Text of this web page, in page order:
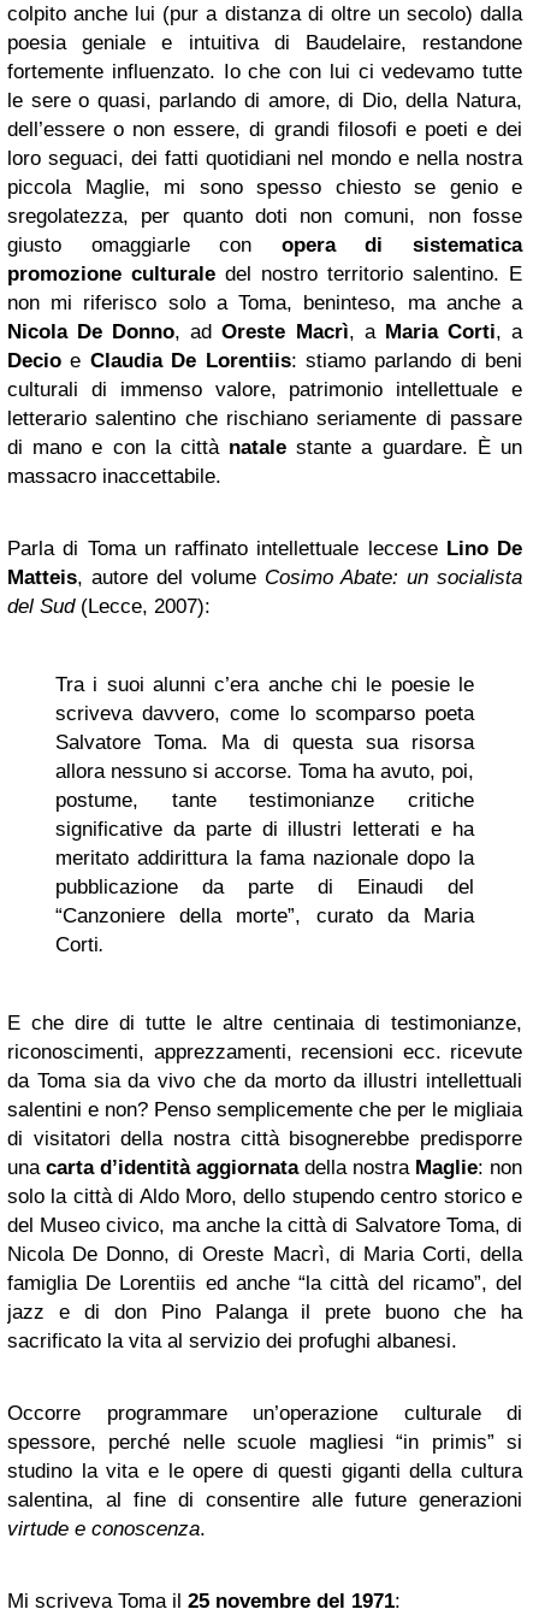
colpito anche lui (pur a distanza di oltre un secolo) dalla
poesia geniale e intuitiva di Baudelaire, restandone
fortemente influenzato. Io che con lui ci vedevamo tutte
le sere o quasi, parlando di amore, di Dio, della Natura,
dell’essere o non essere, di grandi filosofi e poeti e dei
loro seguaci, dei fatti quotidiani nel mondo e nella nostra
piccola Maglie, mi sono spesso chiesto se genio e
sregolatezza, per quanto doti non comuni, non fosse
giusto omaggiarle con opera di sistematica
promozione culturale del nostro territorio salentino. E
non mi riferisco solo a Toma, beninteso, ma anche a
Nicola De Donno, adOreste Macrì, a Maria Corti, a
Decio e Claudia De Lorentiis: stiamo parlando di beni
culturali di immenso valore, patrimonio intellettuale e
letterario salentino che rischiano seriamente di passare
di mano e con la città natale stante a guardare. È un
massacro inaccettabile.
Parla di Toma un raffinato intellettuale leccese Lino De
Matteis, autore del volume Cosimo Abate: un socialista
del Sud (Lecce, 2007):
Tra i suoi alunni c’era anche chi le poesie le
scriveva davvero, come lo scomparso poeta
Salvatore Toma. Ma di questa sua risorsa
allora nessuno si accorse. Toma ha avuto, poi,
postume, tante testimonianze critiche
significative da parte di illustri letterati e ha
meritato addirittura la fama nazionale dopo la
pubblicazione da parte di Einaudi del
“Canzoniere della morte”, curato da Maria
Corti.
E che dire di tutte le altre centinaia di testimonianze,
riconoscimenti, apprezzamenti, recensioni ecc. ricevute
da Toma sia da vivo che da morto da illustri intellettuali
salentini e non? Penso semplicemente che per le migliaia
di visitatori della nostra città bisognerebbe predisporre
una carta d’identità aggiornatadella nostra Maglie: non
solo la città di Aldo Moro, dello stupendo centro storico e
del Museo civico, ma anche la città di Salvatore Toma, di
Nicola De Donno, di Oreste Macrì, di Maria Corti, della
famiglia De Lorentiis ed anche “la città del ricamo”, del
jazz e di don Pino Palanga il prete buono che ha
sacrificato la vita al servizio dei profughi albanesi.
Occorre programmare un’operazione culturale di
spessore, perché nelle scuole magliesi “in primis” si
studino la vita e le opere di questi giganti della cultura
salentina, al fine di consentire alle future generazioni
virtude e conoscenza.
Mi scriveva Toma il 25 novembre del 1971: